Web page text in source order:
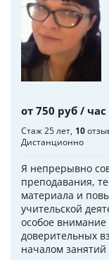
от 750 руб / час
Стаж 25 лет 10
Дистанционно
Я непрерывно
преподавания,
материала и
учительской
особое
доверительных
началом